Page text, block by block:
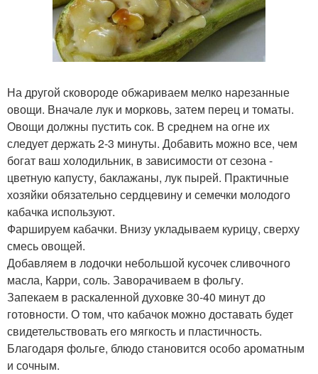
На другой сковороде обжариваем мелко нарезанные
овощи. Вначале лук и морковь, затем перец и томаты.
Овощи должны пустить сок. В среднем на огне их
следует держать 2-3 минуты. Добавить можно все, чем
богат ваш холодильник, в зависимости от сезона -
цветную капусту, баклажаны, лук пырей. Практичные
хозяйки обязательно сердцевину и семечки молодого
кабачка используют.
Фаршируем кабачки. Внизу укладываем курицу, сверху
смесь овощей.
Добавляем в лодочки небольшой кусочек сливочного
масла, Карри, соль. Заворачиваем в фольгу.
Запекаем в раскаленной духовке 30-40 минут до
готовности. О том, что кабачок можно доставать будет
свидетельствовать его мягкость и пластичность.
Благодаря фольге, блюдо становится особо ароматным
и сочным.